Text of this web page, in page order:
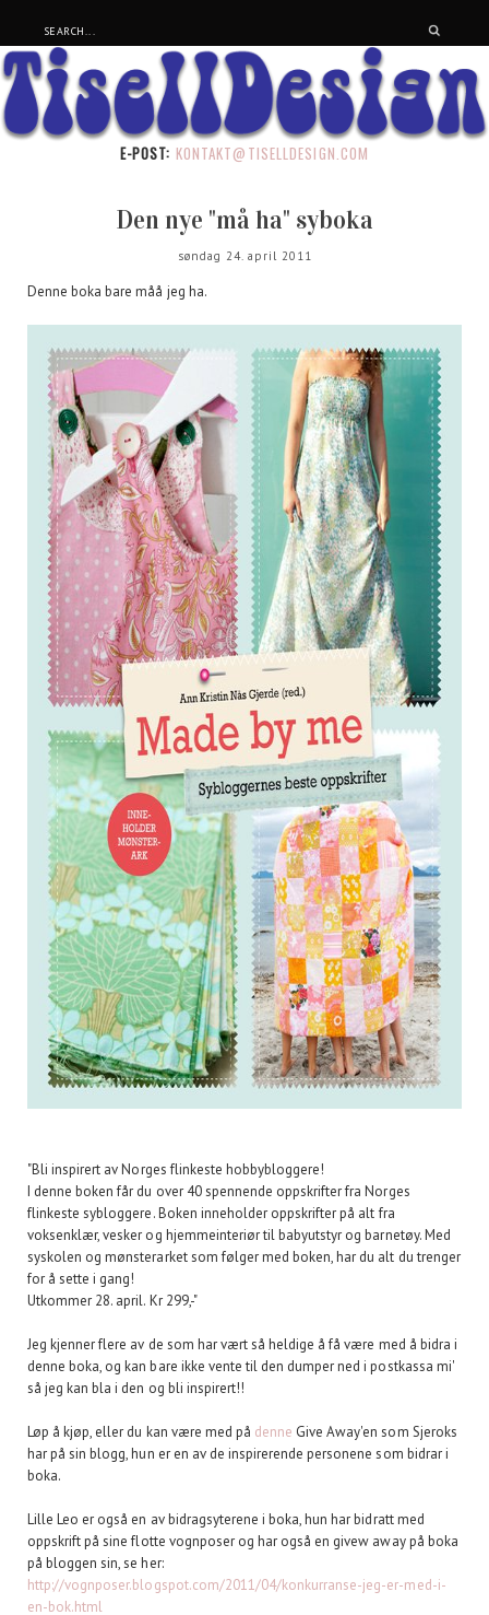
E-POST: KONTAKT@TISELLDESIGN.COM
Den nye "må ha" syboka
søndag 24. april 2011
Denne boka bare måå jeg ha.
"Bli inspirert av Norges flinkeste hobbybloggere!
I denne boken får du over 40 spennende oppskrifter fra Norges
flinkeste sybloggere. Boken inneholder oppskrifter på alt fra
voksenklær, vesker og hjemmeinteriør til babyutstyr og barnetøy. Med
syskolen og mønsterarket som følger med boken, har du alt du trenger
for å sette i gang!
Utkommer 28. april. Kr 299,-"
Jeg kjenner flere av de som har vært så heldige å få være med å bidra i
denne boka, og kan bare ikke vente til den dumper ned i postkassa mi'
så jeg kan bla i den og bli inspirert!!
Løp å kjøp, eller du kan være med på denne Give Away'en som Sjeroks
har på sin blogg, hun er en av de inspirerende personene som bidrar i
boka.
Lille Leo er også en av bidragsyterene i boka, hun har bidratt med
oppskrift på sine flotte vognposer og har også en givew away på boka
på bloggen sin, se her:
http://vognposer.blogspot.com/2011/04/konkurranse-jeg-er-med-i-
en-bok.html